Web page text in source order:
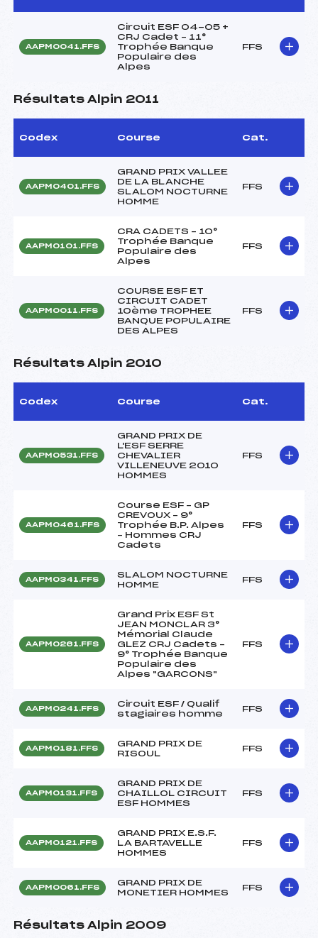
AAPM0041.FFS
Circuit ESF 04-05 +
CRJ Cadet – 11°
Trophée Banque
Populaire des
Alpes
FFS
Résultats Alpin 2011
Codex Course Cat.
AAPM0401.FFS
GRAND PRIX VALLEE
DE LA BLANCHE
SLALOM NOCTURNE
HOMME
FFS
AAPM0101.FFS
CRA CADETS – 10°
Trophée Banque
Populaire des
Alpes
FFS
AAPM0011.FFS
COURSE ESF ET
CIRCUIT CADET
10ème TROPHEE
BANQUE POPULAIRE
DES ALPES
FFS
Résultats Alpin 2010
Codex Course Cat.
AAPM0531.FFS
GRAND PRIX DE
L'ESF SERRE
CHEVALIER
VILLENEUVE 2010
HOMMES
FFS
AAPM0461.FFS
Course ESF – GP
CREVOUX – 9°
Trophée B.P. Alpes
– Hommes CRJ
Cadets
FFS
AAPM0341.FFS
SLALOM NOCTURNE
HOMME
FFS
AAPM0261.FFS
Grand Prix ESF St
JEAN MONCLAR 3°
Mémorial Claude
GLEZ CRJ Cadets –
9° Trophée Banque
Populaire des
Alpes "GARCONS"
FFS
AAPM0241.FFS
Circuit ESF / Qualif
stagiaires homme
FFS
AAPM0181.FFS
GRAND PRIX DE
RISOUL
FFS
AAPM0131.FFS
GRAND PRIX DE
CHAILLOL CIRCUIT
ESF HOMMES
FFS
AAPM0121.FFS
GRAND PRIX E.S.F.
LA BARTAVELLE
HOMMES
FFS
AAPM0061.FFS
GRAND PRIX DE
MONETIER HOMMES
FFS
Résultats Alpin 2009